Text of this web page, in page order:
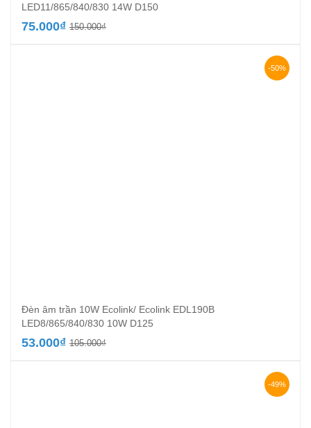
LED11/865/840/830 14W D150
150.000₫Giá
75.000₫
Giá
-50%
Đèn âm trần 10W Ecolink/ Ecolink EDL190B
LED8/865/840/830 10W D125
105.000₫Giá
53.000₫
Giá
-49%